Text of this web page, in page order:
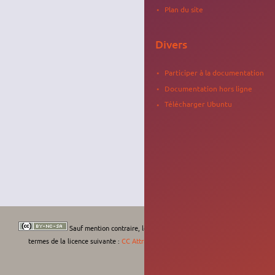
Sauf mention contraire, le contenu de ce wiki est placé sous les
termes de la licence suivante : CC Attribution-Noncommercial-Share Alike 4.0
Plan du site
Divers
Participer à la documentation
Documentation hors ligne
Télécharger Ubuntu